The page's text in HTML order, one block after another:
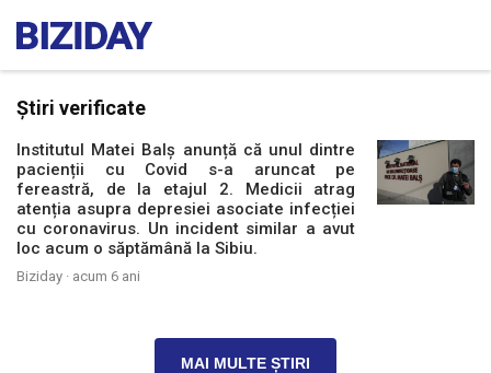
Știri verificate
Institutul Matei Balș anunță că unul dintre
pacienții cu Covid s-a aruncat pe
fereastră, de la etajul 2. Medicii atrag
atenția asupra depresiei asociate infecției
cu coronavirus. Un incident similar a avut
loc acum o săptămână la Sibiu.
Biziday · acum 6 ani
MAI MULTE ȘTIRI